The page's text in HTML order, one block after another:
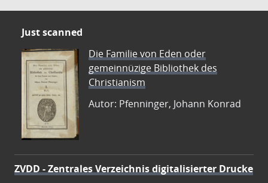
Just scanned
Die Familie von Eden oder
gemeinnüzige Bibliothek des
Christianism
Autor: Pfenninger, Johann Konrad
ZVDD - Zentrales Verzeichnis digitalisierter Drucke